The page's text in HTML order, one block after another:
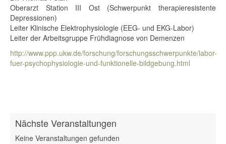
Oberarzt Station III Ost (Schwerpunkt therapieresistente
Depressionen)
Leiter Klinische Elektrophysiologie (EEG- und EKG-Labor)
Leiter der Arbeitsgruppe Frühdiagnose von Demenzen
http://www.ppp.ukw.de/forschung/forschungsschwerpunkte/labor-
fuer-psychophysiologie-und-funktionelle-bildgebung.html
Nächste Veranstaltungen
Keine Veranstaltungen gefunden